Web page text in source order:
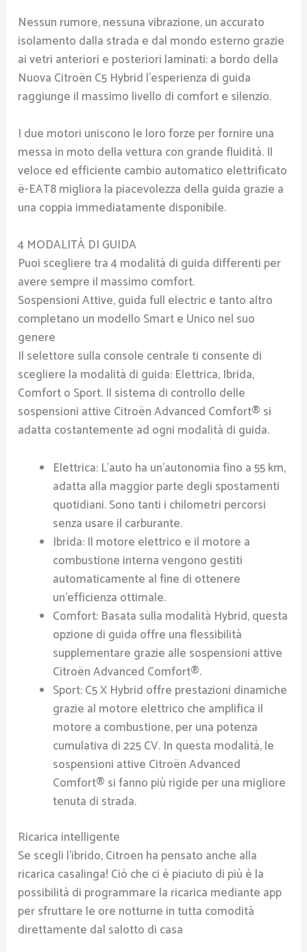
Nessun rumore, nessuna vibrazione, un accurato
isolamento dalla strada e dal mondo esterno grazie
ai vetri anteriori e posteriori laminati: a bordo della
Nuova Citroën C5 Hybrid l’esperienza di guida
raggiunge il massimo livello di comfort e silenzio.
I due motori uniscono le loro forze per fornire una
messa in moto della vettura con grande fluidità. Il
veloce ed efficiente cambio automatico elettrificato
ë-EAT8 migliora la piacevolezza della guida grazie a
una coppia immediatamente disponibile.
4 MODALITÀ DI GUIDA
Puoi scegliere tra 4 modalità di guida differenti per
avere sempre il massimo comfort.
Sospensioni Attive, guida full electric e tanto altro
completano un modello Smart e Unico nel suo
genere
Il selettore sulla console centrale ti consente di
scegliere la modalità di guida: Elettrica, Ibrida,
Comfort o Sport. Il sistema di controllo delle
sospensioni attive Citroën Advanced Comfort® si
adatta costantemente ad ogni modalità di guida.
Elettrica: L’auto ha un’autonomia fino a 55 km,
adatta alla maggior parte degli spostamenti
quotidiani. Sono tanti i chilometri percorsi
senza usare il carburante.
Ibrida: Il motore elettrico e il motore a
combustione interna vengono gestiti
automaticamente al fine di ottenere
un’efficienza ottimale.
Comfort: Basata sulla modalità Hybrid, questa
opzione di guida offre una flessibilità
supplementare grazie alle sospensioni attive
Citroën Advanced Comfort®.
Sport: C5 X Hybrid offre prestazioni dinamiche
grazie al motore elettrico che amplifica il
motore a combustione, per una potenza
cumulativa di 225 CV. In questa modalità, le
sospensioni attive Citroën Advanced
Comfort® si fanno più rigide per una migliore
tenuta di strada.
Ricarica intelligente
Se scegli l’ibrido, Citroen ha pensato anche alla
ricarica casalinga! Ciò che ci è piaciuto di più è la
possibilità di programmare la ricarica mediante app
per sfruttare le ore notturne in tutta comodità
direttamente dal salotto di casa